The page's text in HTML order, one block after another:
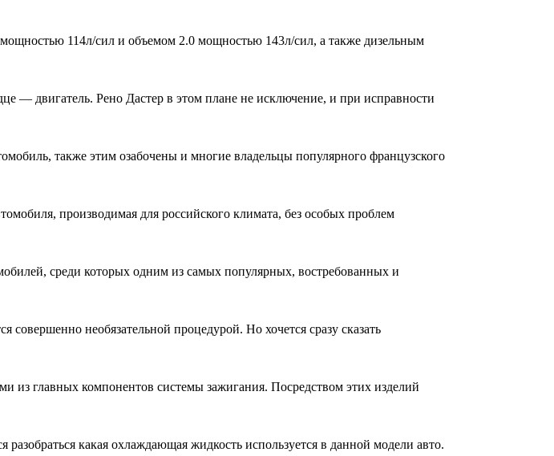
114л/сил и объемом 2.0 мощностью 143л/сил, а также дизельным
— двигатель. Рено Дастер в этом плане не исключение, и при исправности
также этим озабочены и многие владельцы популярного французского
производимая для российского климата, без особых проблем
среди которых одним из самых популярных, востребованных и
совершенно необязательной процедурой. Но хочется сразу сказать
из главных компонентов системы зажигания. Посредством этих изделий
какая охлаждающая жидкость используется в данной модели авто.